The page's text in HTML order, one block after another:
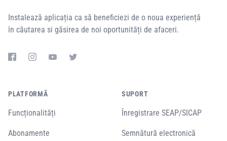
Instalează aplicația ca să beneficiezi de o noua experiență
în căutarea si găsirea de noi oportunități de afaceri.
PLATFORMĂ
Funcționalități
Abonamente
SUPORT
Înregistrare SEAP/SICAP
Semnătură electronică